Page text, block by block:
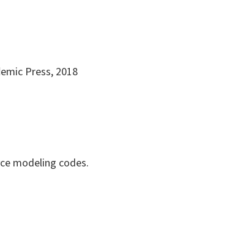
Press, 2018
modeling codes.